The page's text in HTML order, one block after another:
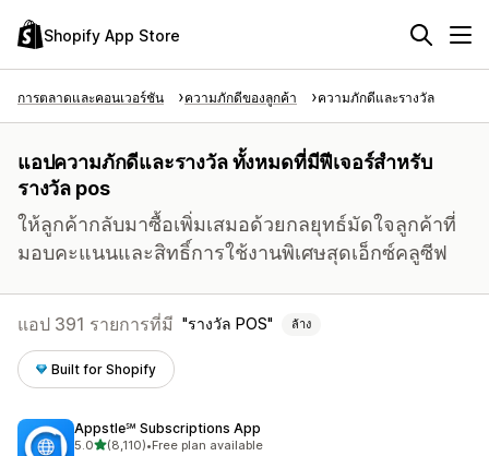
Shopify App Store
การตลาดและคอนเวอร์ชัน ความภักดีของลูกค้า ความภักดีและรางวัล
แอปความภักดีและรางวัล ทั้งหมดที่มีฟีเจอร์สำหรับ
รางวัล pos
ให้ลูกค้ากลับมาซื้อเพิ่มเสมอด้วยกลยุทธ์มัดใจลูกค้าที่
มอบคะแนนและสิทธิ์การใช้งานพิเศษสุดเอ็กซ์คลูซีฟ
แอป 391 รายการที่มี รางวัล POS ล้าง
Built for Shopify
Appstle℠ Subscriptions App
5.0เต็ม 5 ดาว
(8,110)
ทั้งหมด 8110 รีวิว
•Free plan available